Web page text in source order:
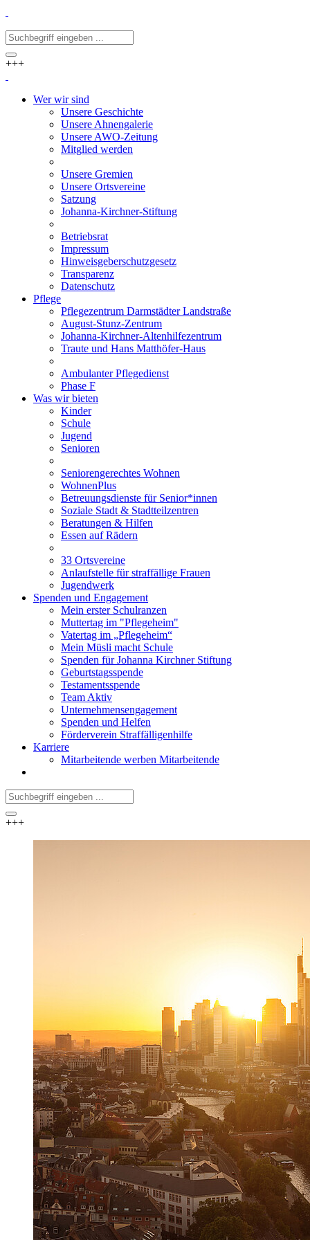
+++
Wer wir sind
Unsere Geschichte
Unsere Ahnengalerie
Unsere AWO-Zeitung
Mitglied werden
Unsere Gremien
Unsere Ortsvereine
Satzung
Johanna-Kirchner-Stiftung
Betriebsrat
Impressum
Hinweisgeberschutzgesetz
Transparenz
Datenschutz
Pflege
Pflegezentrum Darmstädter Landstraße
August-Stunz-Zentrum
Johanna-Kirchner-Altenhilfezentrum
Traute und Hans Matthöfer-Haus
Ambulanter Pflegedienst
Phase F
Was wir bieten
Kinder
Schule
Jugend
Senioren
Seniorengerechtes Wohnen
WohnenPlus
Betreuungsdienste für Senior*innen
Soziale Stadt & Stadtteilzentren
Beratungen & Hilfen
Essen auf Rädern
33 Ortsvereine
Anlaufstelle für straffällige Frauen
Jugendwerk
Spenden und Engagement
Mein erster Schulranzen
Muttertag im "Pflegeheim"
Vatertag im „Pflegeheim“
Mein Müsli macht Schule
Spenden für Johanna Kirchner Stiftung
Geburtstagsspende
Testamentsspende
Team Aktiv
Unternehmensengagement
Spenden und Helfen
Förderverein Straffälligenhilfe
Karriere
Mitarbeitende werben Mitarbeitende
+++